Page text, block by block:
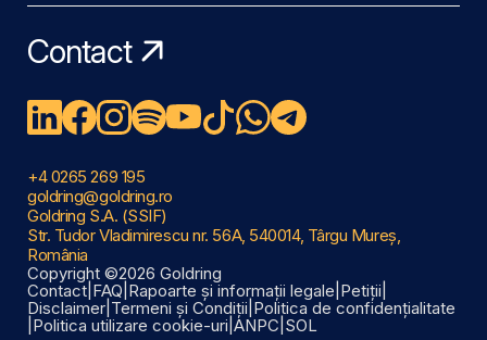
Contact
+4 0265 269 195
goldring@goldring.ro
Goldring S.A. (SSIF)
Str. Tudor Vladimirescu nr. 56A, 540014, Târgu Mureș,
România
Copyright ©2026 Goldring
Contact FAQ Rapoarte și informații legale Petiții
Disclaimer Termeni și Condiții Politica de confidențialitate
Politica utilizare cookie-uri ANPC SOL